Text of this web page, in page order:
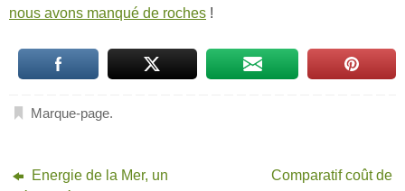
nous avons manqué de roches !
Marque-page.
Energie de la Mer, un
Comparatif coût de